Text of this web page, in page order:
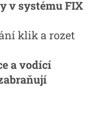
v systému FIX
klik a rozet
a vodící